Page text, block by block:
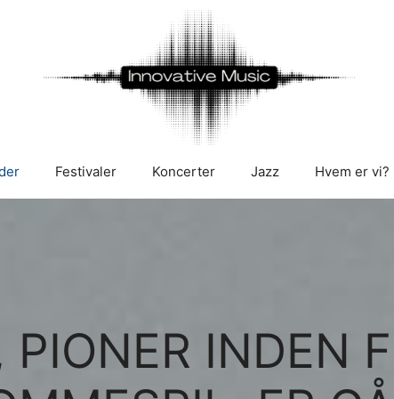
Festivaler Koncerter Jazz Hvem er vi?
PIONER INDEN